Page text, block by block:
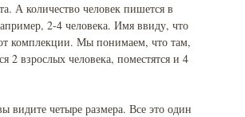
А количество человек пишется в
2-4 человека. Имя ввиду, что
комплекции. Мы понимаем, что там,
2 взрослых человека, поместятся и 4
видите четыре размера. Все это один